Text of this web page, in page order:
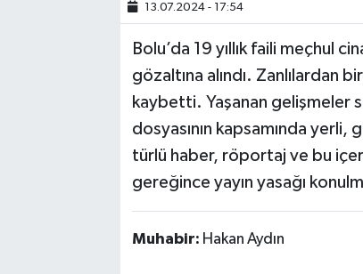
13.07.2024 - 17:54
Bolu’da 19 yıllık faili meçhul
gözaltına alındı. Zanlılardan
kaybetti. Yaşanan gelişmeler
dosyasının kapsamında
türlü haber, röportaj ve bu
gereğince yayın yasağı
Muhabir: Hakan Aydın